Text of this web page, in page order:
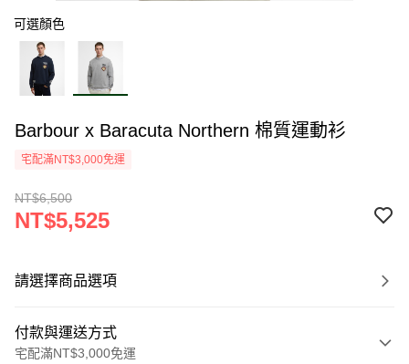
可選顏色
Barbour x Baracuta Northern 棉質運動衫
宅配滿NT$3,000免運
NT$6,500
NT$5,525
請選擇商品選項
付款與運送方式
宅配滿NT$3,000免運